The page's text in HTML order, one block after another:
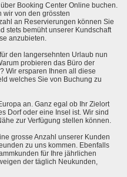
Booking Center Online buchen.
wir von den grössten
an Reservierungen können Sie
stets bemüht unserer Kundschaft
anzubieten.
den langersehnten Urlaub nun
probieren das Büro der
Wir ersparen Ihnen all diese
welches Sie von Buchung zu
an. Ganz egal ob Ihr Zielort
Dorf oder eine Insel ist. Wir sind
zur Verfügung stellen können.
grosse Anzahl unserer Kunden
zu uns kommen. Ebenfalls
für Ihre jährlichen
der täglich Neukunden,